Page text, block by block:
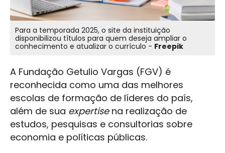
Para a temporada 2025, o site da instituição
disponibilizou títulos para quem deseja ampliar o
conhecimento e atualizar o currículo - Freepik
A Fundação Getulio Vargas (FGV) é
reconhecida como uma das melhores
escolas de formação de líderes do país,
além de sua expertisena realização de
estudos, pesquisas e consultorias sobre
economia e políticas públicas.